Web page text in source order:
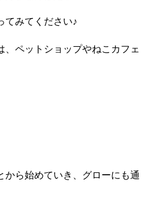
てみてください♪
、ペットショップやねこカフェ
から始めていき、グローにも通